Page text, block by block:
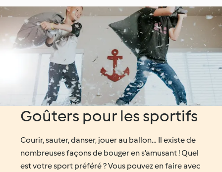
Goûters pour les sportifs
Courir, sauter, danser, jouer au ballon… Il existe de
nombreuses façons de bouger en s’amusant ! Quel
est votre sport préféré ? Vous pouvez en faire avec